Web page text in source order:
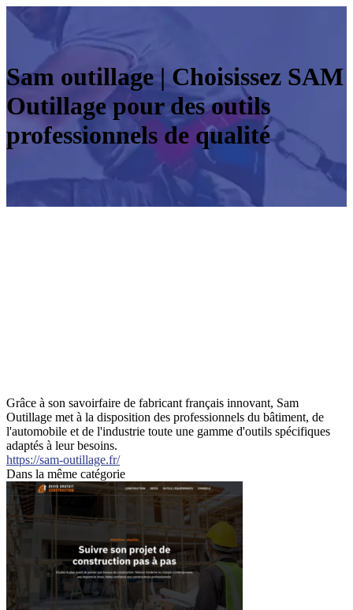
Sam outillage | Choisissez SAM
Outillage pour des outils
profes­sion­nels de qualité
Grâce à son savoirfaire de fabricant français innovant, Sam
Outillage met à la disposition des professionnels du bâtiment, de
l'automobile et de l'industrie toute une gamme d'outils spécifiques
adaptés à leur besoins.
https://sam-outillage.fr/
Dans la même catégorie